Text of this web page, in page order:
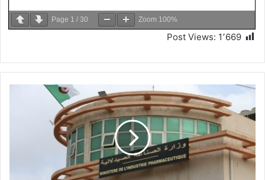
Page 1 / 30 Zoom 100%
Post Views: 1٬669